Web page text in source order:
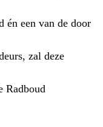
én een van de door
zal deze
Radboud